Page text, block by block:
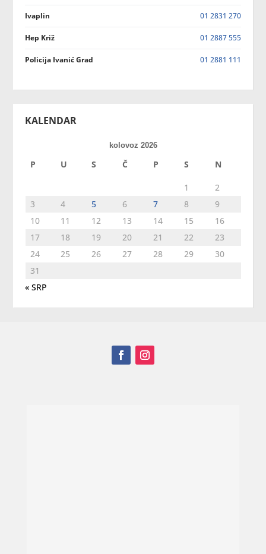
Ivaplin 01 2831 270
Hep Križ 01 2887 555
Policija Ivanić Grad 01 2881 111
KALENDAR
kolovoz 2026
P U S Č P S N
1
2
3
4 5 6 7 8
9
10
11 12 13 14 15
16
17
18 19 20 21 22
23
24
25 26 27 28 29
30
31
« SRP